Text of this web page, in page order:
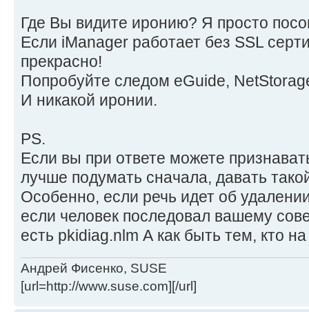
Где Вы видите иронию? Я просто
Если iManager работает без SSL
прекрасно!
Попробуйте следом eGuide,
И никакой иронии.
PS.
Если вы при ответе можете
лучше подумать сначала, давать
Особенно, если речь идет об
если человек последовал вашему
есть pkidiag.nlm А как быть тем, кто
Андрей Фисенко, SUSE
[url=http://www.suse.com][/url]